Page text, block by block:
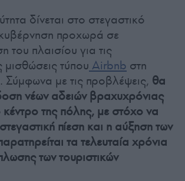
δίνεται στο στεγαστικό
προχωρά σε
του πλαισίου για τις
τύπου Airbnb στη
με τις προβλέψεις, θα
νέων αδειών βραχυχρόνιας
της πόλης, με στόχο να
πίεση και η αύξηση των
τα τελευταία χρόνια
των τουριστικών